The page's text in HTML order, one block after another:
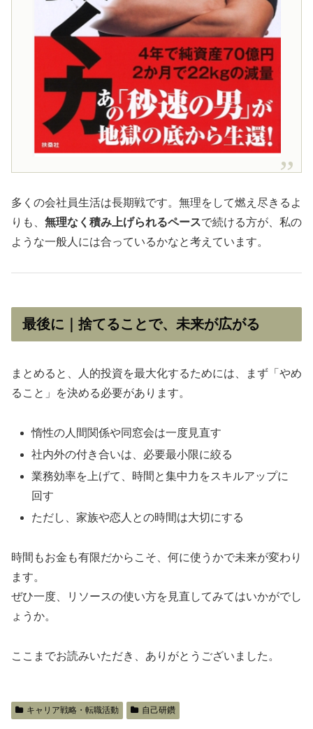
多くの会社員生活は長期戦です。無理をして燃え尽きるよ
りも、 無理なく積み上げられるペースで続ける方が、私の
ような一般人には合っているかなと考えています。
最後に｜捨てることで、未来が広がる
まとめると、人的投資を最大化するためには、まず「やめ
ること」を決める必要があります。
惰性の人間関係や同窓会は一度見直す
社内外の付き合いは、必要最小限に絞る
業務効率を上げて、時間と集中力をスキルアップに
回す
ただし、家族や恋人との時間は大切にする
時間もお金も有限だからこそ、何に使うかで未来が変わり
ます。
ぜひ一度、リソースの使い方を見直してみてはいかがでし
ょうか。
ここまでお読みいただき、ありがとうございました。
キャリア戦略・転職活動 自己研鑽